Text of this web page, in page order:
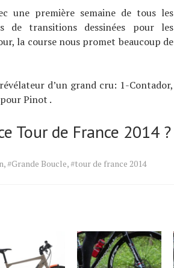
une première semaine de tous les
de transitions dessinées pour les
la course nous promet beaucoup de
d’un grand cru: 1-Contador,
Pinot .
Tour de France 2014 ?
,#Grande Boucle,#tour de france 2014